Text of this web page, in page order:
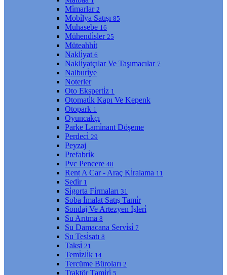
Mi̇marlar 2
Mobi̇lya Satışı 85
Muhasebe 16
Mühendi̇sler 25
Müteahhi̇t
Nakli̇yat 6
Nakli̇yatçılar Ve Taşımacılar 7
Nalburi̇ye
Noterler
Oto Eksperti̇z 1
Otomati̇k Kapı Ve Kepenk
Otopark 1
Oyuncakçı
Parke Lami̇nant Döşeme
Perdeci̇ 29
Peyzaj
Prefabri̇k
Pvc Pencere 48
Rent A Car - Araç Ki̇ralama 11
Sedi̇r 1
Si̇gorta Fi̇rmaları 31
Soba İmalat Satış Tami̇r
Sondaj Ve Artezyen İşleri̇
Su Arıtma 8
Su Damacana Servi̇si̇ 7
Su Tesi̇satı 8
Taksi̇ 21
Temi̇zli̇k 14
Tercüme Büroları 2
Traktör Tami̇ri̇ 5